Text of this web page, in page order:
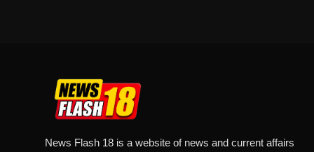
News Flash 18 is a website of news and current affairs